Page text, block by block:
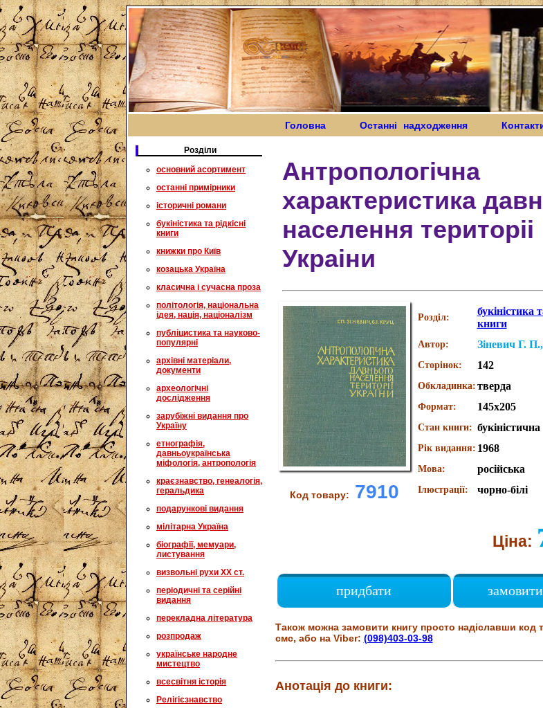
Головна Останні надходження
Розділи
основний асортимент
останні примірники
історичні романи
букіністика та рідкісні
книги
книжки про Київ
козацька Україна
класична і сучасна проза
політологія, національна
ідея, нація, націоналізм
публіцистика та науково-
популярні
архівні матеріали,
документи
археологічні
дослідження
зарубіжні видання про
Україну
етнографія,
давньоукраїнська
міфологія, антропологія
краєзнавство, генеалогія,
геральдика
подарункові видання
мілітарна Україна
біографії, мемуари,
листування
визвольні рухи XX ст.
періодичні та серійні
видання
перекладна література
розпродаж
українське народне
мистецтво
всесвітня історія
Релігієзнавство
Антропологiчна
характеристика
населення територii
Украiни
Код товару: 7910
Розділ:
букіністика
книги
Автор: Зiневич Г.
Сторінок: 142
Обкладинка: тверда
Формат: 145х205
Стан книги: букіністична
Рік видання: 1968
Мова: російська
Ілюстрації: чорно-білі
Ціна:
придбати
Також можна замовити книгу просто надіславши код
смс, або на Viber: (098)403-03-98
Анотація до книги: